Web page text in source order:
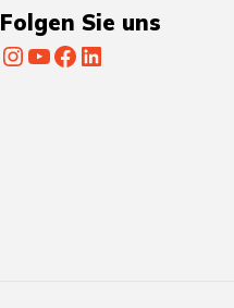
Folgen Sie uns
InstagramYouTube Facebook LinkedIn